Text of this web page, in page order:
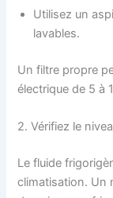
Utilisez un
lavables.
Un filtre propre
électrique de 5 à
2. Vérifiez le
Le fluide
climatisation. Un